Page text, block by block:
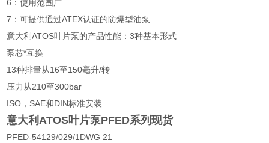
6：使用范围广
7：可提供通过ATEX认证的防爆型油泵
意大利ATOS叶片泵的产品性能：3种基本形式
泵芯*互换
13种排量从16至150毫升/转
压力从210至300bar
ISO，SAE和DIN标准安装
意大利ATOS叶片泵PFED系列现货
PFED-54129/029/1DWG 21